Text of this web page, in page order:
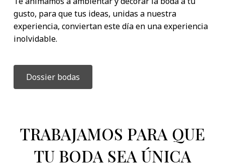
gusto, para que tus ideas, unidas a nuestra
experiencia, conviertan este día en una experiencia
inolvidable.
Dossier bodas
TRABAJAMOS PARA QUE
TU BODA SEA ÚNICA